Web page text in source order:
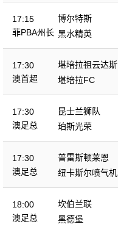
17:15
菲PBA州长
博尔特斯
黑水精英
17:30
澳首超
堪培拉祖云达斯
堪培拉FC
17:30
澳足总
昆士兰狮队
珀斯光荣
17:30
澳足总
普雷斯顿莱恩
纽卡斯尔喷气机
18:00
澳足总
坎伯兰联
黑德堡